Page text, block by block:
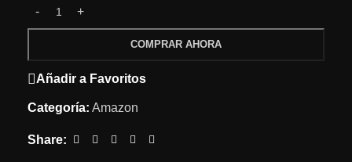
COMPRAR AHORA
Añadir a Favoritos
Categoría: Amazon
Share: